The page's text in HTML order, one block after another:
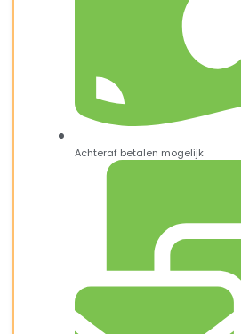
Achteraf betalen mogelijk